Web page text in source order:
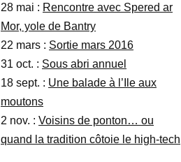
28 mai : Rencontre avec Spered ar
Mor, yole de Bantry
22 mars : Sortie mars 2016
31 oct. : Sous abri annuel
18 sept. : Une balade à l’Ile aux
moutons
2 nov. : Voisins de ponton… ou
quand la tradition côtoie le high-tech